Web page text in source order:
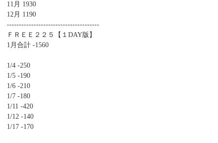
11月 1930
12月 1190
--------------------------------------
ＦＲＥＥ２２５【１DAY版】
1月合計 -1560
1/4 -250
1/5 -190
1/6 -210
1/7 -180
1/11 -420
1/12 -140
1/17 -170